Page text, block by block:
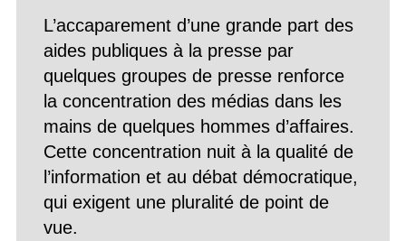
L’accaparement d’une grande part des
aides publiques à la presse par
quelques groupes de presse renforce
la concentration des médias dans les
mains de quelques hommes d’affaires.
Cette concentration nuit à la qualité de
l’information et au débat démocratique,
qui exigent une pluralité de point de
vue.